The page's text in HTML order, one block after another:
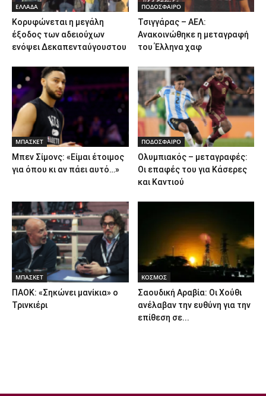
ΕΛΛΑΔΑ
Κορυφώνεται η μεγάλη
έξοδος των αδειούχων
ενόψει Δεκαπενταύγουστου
ΠΟΔΟΣΦΑΙΡΟ
Τσιγγάρας – ΑΕΛ:
Ανακοινώθηκε η μεταγραφή
του Έλληνα χαφ
ΜΠΑΣΚΕΤ
Μπεν Σίμονς: «Είμαι έτοιμος
για όπου κι αν πάει αυτό…»
ΠΟΔΟΣΦΑΙΡΟ
Ολυμπιακός – μεταγραφές:
Οι επαφές του για Κάσερες
και Καντιού
ΜΠΑΣΚΕΤ
ΠΑΟΚ: «Σηκώνει μανίκια» ο
Τρινκιέρι
ΚΟΣΜΟΣ
Σαουδική Αραβία: Οι Χούθι
ανέλαβαν την ευθύνη για την
επίθεση σε...